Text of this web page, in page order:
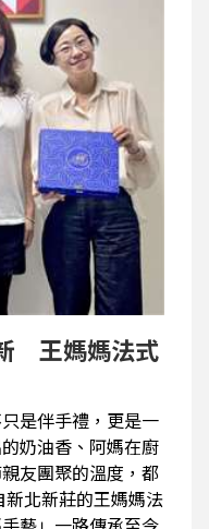
，也不用被單一旅
希望擁有能夠量身
方市場體驗生活，
望透過旅行重新整
質正在改變，從過
個人故事」。不
風險。Jessie特別
王媽媽法式
是伴手禮，更是一
奶油香、阿媽在廚
友團聚的溫度，都